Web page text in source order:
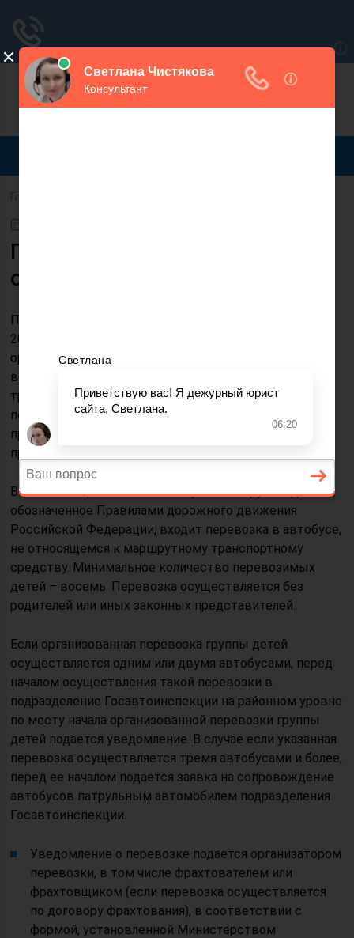
Перевозка детей транспортом
организации
Постановление Правительства РФ от 23 сентября
2020 г. № 1527 Об утверждении Правил
организованной перевозки группы детей автобусами
вступают в силу с 1 января. Они определяют
требования, предъявляемые при организации и
перевозке группы детей автобусами в городском,
пригородном и междугороднем сообщении. Данные
правила будут действовать до 1 января 2027 года.
В понятие «организованная перевозка группы детей»,
обозначенное Правилами дорожного движения
Российской Федерации, входит перевозка в автобусе,
не относящемся к маршрутному транспортному
средству. Минимальное количество перевозимых
детей – восемь. Перевозка осуществляется без
родителей или иных законных представителей.
Если организованная перевозка группы детей
осуществляется одним или двумя автобусами, перед
началом осуществления такой перевозки в
подразделение Госавтоинспекции на районном уровне
по месту начала организованной перевозки группы
детей подается уведомление. В случае если указанная
перевозка осуществляется тремя автобусами и более,
перед ее началом подается заявка на сопровождение
автобусов патрульным автомобилем подразделения
Госавтоинспекции.
Уведомление о перевозке подается организатором
перевозки, в том числе фрахтователем или
фрахтовщиком (если перевозка осуществляется
по договору фрахтования), в соответствии с
формой, установленной Министерством